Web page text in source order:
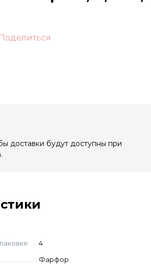
Поделиться
доставки будут доступны при
4
Фарфор